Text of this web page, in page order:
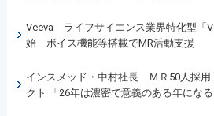
Veeva ライフサイエンス業界特化型「
始 ボイス機能等搭載でMR活動支援
インスメッド・中村社長 ＭＲ50人採
クト 「26年は濃密で意義のある年になる